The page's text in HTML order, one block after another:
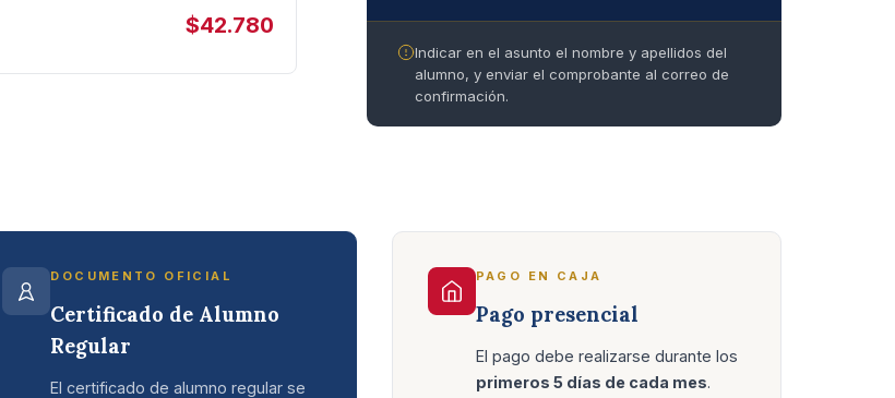
$42.780
Indicar en el asunto el nombre y apellidos del
alumno, y enviar el comprobante al correo de
confirmación.
DOCUMENTO OFICIAL
Certificado de Alumno
Regular
El certificado de alumno regular se
PAGO EN CAJA
Pago presencial
El pago debe realizarse durante los
primeros 5 días de cada mes.